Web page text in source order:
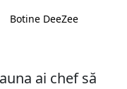
Botine DeeZee
ai chef să